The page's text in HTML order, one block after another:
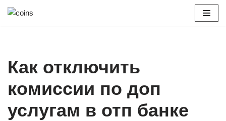
Как отключить
комиссии по доп
услугам в отп банке